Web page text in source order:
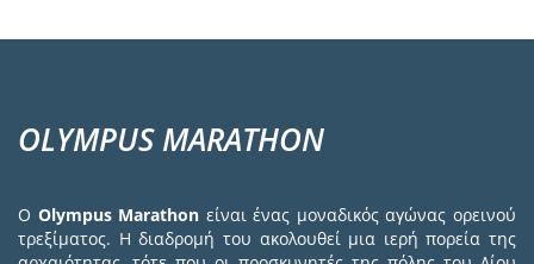
OLYMPUS MARATHON
Ο Olympus Marathon είναι ένας μοναδικός αγώνας ορεινού
τρεξίματος. Η διαδρομή του ακολουθεί μια ιερή πορεία της